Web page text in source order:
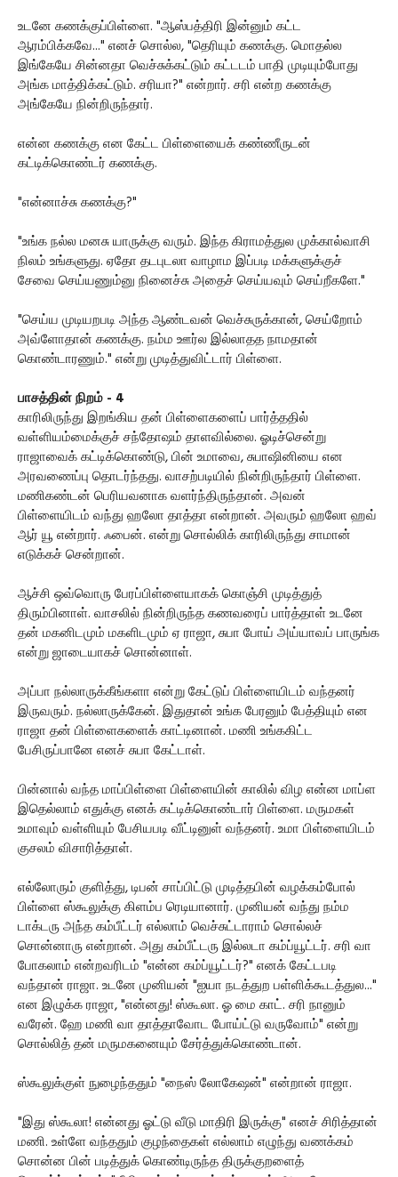
உடனே கணக்குப்பிள்ளை. "ஆஸ்பத்திரி இன்னும் கட்ட
ஆரம்பிக்கவே..." எனச் சொல்ல, "தெரியும் கணக்கு. மொதல்ல
இங்கேயே சின்னதா வெச்சுக்கட்டும் கட்டடம் பாதி முடியும்போது
அங்க மாத்திக்கட்டும். சரியா?" என்றார். சரி என்ற கணக்கு
அங்கேயே நின்றிருந்தார்.
என்ன கணக்கு என கேட்ட பிள்ளையைக் கண்ணீருடன்
கட்டிக்கொண்டர் கணக்கு.
"என்னாச்சு கணக்கு?"
"உங்க நல்ல மனசு யாருக்கு வரும். இந்த கிராமத்துல முக்கால்வாசி
நிலம் உங்களுது. ஏதோ தடபுடலா வாழாம இப்படி மக்களுக்குச்
சேவை செய்யணும்னு நினைச்சு அதைச் செய்யவும் செய்றீகளே."
"செய்ய முடியறபடி அந்த ஆண்டவன் வெச்சுருக்கான், செய்றோம்
அவ்ளோதான் கணக்கு. நம்ம ஊர்ல இல்லாதத நாமதான்
கொண்டாரணும்." என்று முடித்துவிட்டார் பிள்ளை.
பாசத்தின் நிறம் - 4
காரிலிருந்து இறங்கிய தன் பிள்ளைகளைப் பார்த்ததில்
வள்ளியம்மைக்குச் சந்தோஷம் தாளவில்லை. ஓடிச்சென்று
ராஜாவைக் கட்டிக்கொண்டு, பின் உமாவை, சுபாஷினியை என
அரவணைப்பு தொடர்ந்தது. வாசற்படியில் நின்றிருந்தார் பிள்ளை.
மணிகண்டன் பெரியவனாக வளர்ந்திருந்தான். அவன்
பிள்ளையிடம் வந்து ஹலோ தாத்தா என்றான். அவரும் ஹலோ ஹவ்
ஆர் யூ என்றார். ஃபைன். என்று சொல்லிக் காரிலிருந்து சாமான்
எடுக்கச் சென்றான்.
ஆச்சி ஒவ்வொரு பேரப்பிள்ளையாகக் கொஞ்சி முடித்துத்
திரும்பினாள். வாசலில் நின்றிருந்த கணவரைப் பார்த்தாள் உடனே
தன் மகனிடமும் மகளிடமும் ஏ ராஜா, சுபா போய் அய்யாவப் பாருங்க
என்று ஜாடையாகச் சொன்னாள்.
அப்பா நல்லாருக்கீங்களா என்று கேட்டுப் பிள்ளையிடம் வந்தனர்
இருவரும். நல்லாருக்கேன். இதுதான் உங்க பேரனும் பேத்தியும் என
ராஜா தன் பிள்ளைகளைக் காட்டினான். மணி உங்ககிட்ட
பேசிருப்பானே எனச் சுபா கேட்டாள்.
பின்னால் வந்த மாப்பிள்ளை பிள்ளையின் காலில் விழ என்ன மாப்ள
இதெல்லாம் எதுக்கு எனக் கட்டிக்கொண்டார் பிள்ளை. மருமகள்
உமாவும் வள்ளியும் பேசியபடி வீட்டினுள் வந்தனர். உமா பிள்ளையிடம்
குசலம் விசாரித்தாள்.
எல்லோரும் குளித்து, டிபன் சாப்பிட்டு முடித்தபின் வழக்கம்போல்
பிள்ளை ஸ்கூலுக்கு கிளம்ப ரெடியானார். முனியன் வந்து நம்ம
டாக்டரு அந்த கம்பீட்டர் எல்லாம் வெச்சுட்டாராம் சொல்லச்
சொன்னாரு என்றான். அது கம்பீட்டரு இல்லடா கம்ப்யூட்டர். சரி வா
போகலாம் என்றவரிடம் "என்ன கம்ப்யூட்டர்?" எனக் கேட்டபடி
வந்தான் ராஜா. உடனே முனியன் "ஐயா நடத்துற பள்ளிக்கூடத்துல..."
என இழுக்க ராஜா, "என்னது! ஸ்கூலா. ஓ மை காட். சரி நானும்
வரேன். ஹே மணி வா தாத்தாவோட போய்ட்டு வருவோம்" என்று
சொல்லித் தன் மருமகனையும் சேர்த்துக்கொண்டான்.
ஸ்கூலுக்குள் நுழைந்ததும் "நைஸ் லோகேஷன்" என்றான் ராஜா.
"இது ஸ்கூலா! என்னது ஓட்டு வீடு மாதிரி இருக்கு" எனச் சிரித்தான்
மணி. உள்ளே வந்ததும் குழந்தைகள் எல்லாம் எழுந்து வணக்கம்
சொன்ன பின் படித்துக் கொண்டிருந்த திருக்குறளைத்